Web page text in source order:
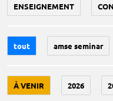
ENSEIGNEMENT
tout amse seminar
À VENIR 2026